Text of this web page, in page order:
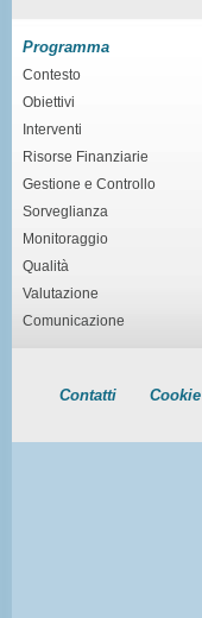
Programma
Contesto
Obiettivi
Interventi
Risorse Finanziarie
Gestione e Controllo
Sorveglianza
Monitoraggio
Qualità
Valutazione
Comunicazione
Contatti Cookie